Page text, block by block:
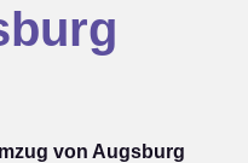
von Augsburg